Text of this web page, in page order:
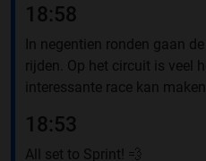
18:58
In negentien ronden gaan
rijden. Op het circuit is veel
interessante race kan maken.
18:53
All set to Sprint! 💨